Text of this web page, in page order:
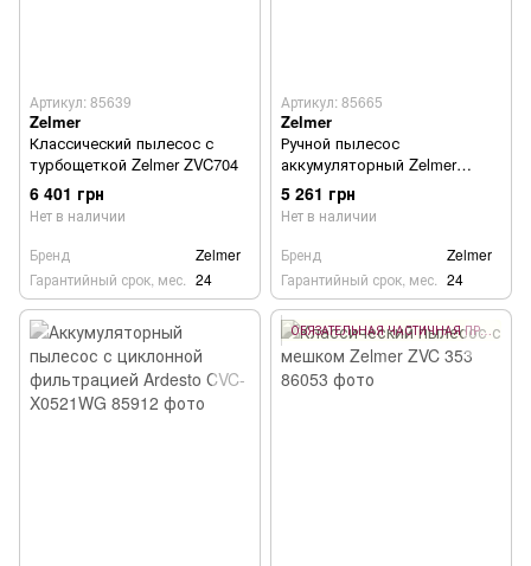
Артикул: 85639
Zelmer
Классический пылесос с
турбощеткой Zelmer ZVC704
6 401 грн
Нет в наличии
Бренд
Zelmer
Гарантийный срок, мес.
24
Артикул: 85665
Zelmer
Ручной пылесос
аккумуляторный Zelmer
ZSVC511
5 261 грн
Нет в наличии
Бренд
Zelmer
Гарантийный срок, мес.
24
ОБЯЗАТЕЛЬНАЯ ЧАСТИЧНАЯ ПРЕДОПЛАТА 10%